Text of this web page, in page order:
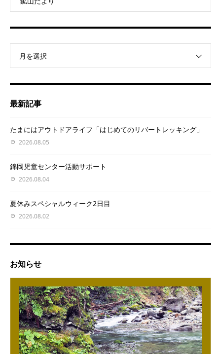
月を選択
最新記事
たまにはアウトドアライフ「はじめてのリバートレッキング」
2026.08.05
錦岡児童センター活動サポート
2026.08.04
夏休みスペシャルウィーク2日目
2026.08.02
お知らせ